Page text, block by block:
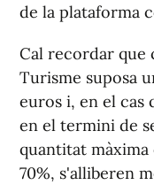
de la plataforma
Cal recordar que
Turisme suposa
euros i, en el cas
en el termini de
quantitat
70%, s'alliberen